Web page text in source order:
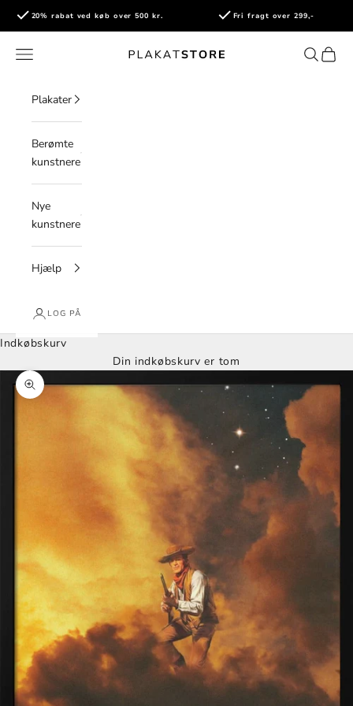
Spring til indhold
20% rabat ved køb over 500 kr. Fri fragt over 299,-
PlakatStore
Åbn navigationsmenu ÅbnÅbn
Plakater
Berømte
kunstnere
Nye
kunstnere
Hjælp
LOG PÅ
Indkøbskurv
Din indkøbskurv er tom
Zoom